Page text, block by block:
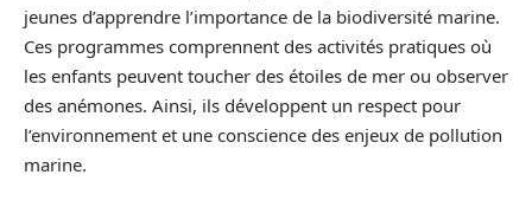
jeunes d’apprendre l’importance de la biodiversité marine.
Ces programmes comprennent des activités pratiques où
les enfants peuvent toucher des étoiles de mer ou observer
des anémones. Ainsi, ils développent un respect pour
l’environnement et une conscience des enjeux de pollution
marine.